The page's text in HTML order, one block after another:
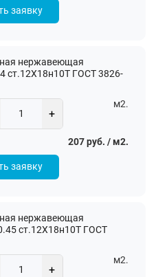
заявку
нержавеющая
ст.12Х18н10Т ГОСТ 3826-
+
м2.
207 руб. / м2.
заявку
нержавеющая
ст.12Х18н10Т ГОСТ
+
м2.